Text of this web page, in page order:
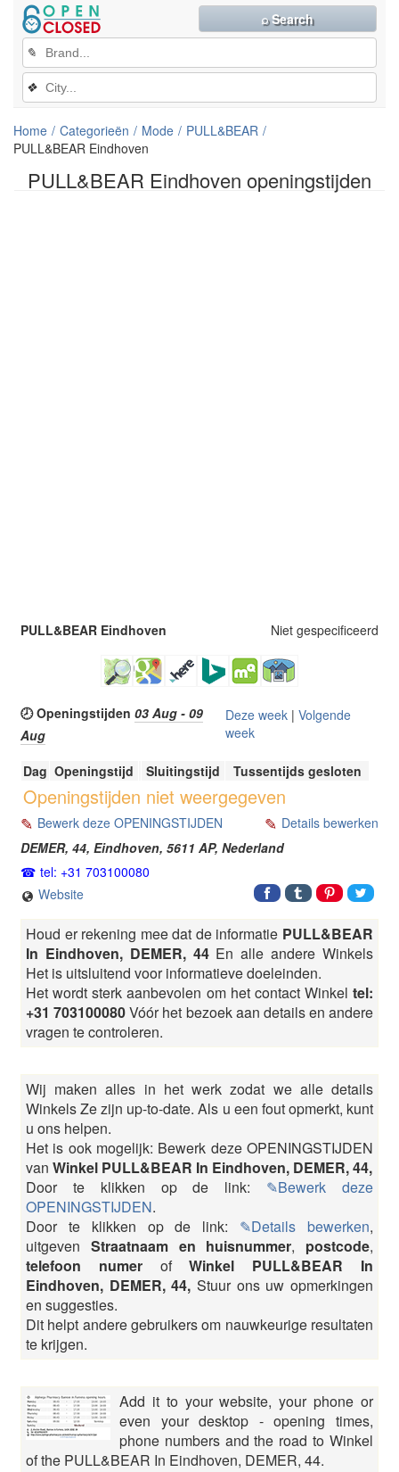
PULL&BEAR Eindhoven openingstijden
✎
❖
⌕ Search
Home Categorieën Mode
PULL&BEAR
PULL&BEAR Eindhoven
PULL&BEAR Eindhoven Niet gespecificeerd
🕗 Openingstijden 03 Aug - 09
Aug
Deze week| Volgende
week
Dag Openingstijd Sluitingstijd Tussentijds gesloten
Openingstijden niet weergegeven
Bewerk deze OPENINGSTIJDEN
Details bewerken
DEMER, 44, Eindhoven, 5611 AP, Nederland
tel: +31 703100080
Website
Houd er rekening mee dat de informatie PULL&BEAR
In Eindhoven, DEMER, 44En alle andere Winkels
Het is uitsluitend voor informatieve doeleinden.
Het wordt sterk aanbevolen om het contact Winkel tel:
+31 703100080Vóór het bezoek aan details en andere
vragen te controleren.
Wij maken alles in het werk zodat we alle details
Winkels Ze zijn up-to-date. Als u een fout opmerkt, kunt
u ons helpen.
Het is ook mogelijk: Bewerk deze OPENINGSTIJDEN
van Winkel PULL&BEAR In Eindhoven, DEMER, 44,
Door te klikken op de link: ✎Bewerk deze
OPENINGSTIJDEN.
Door te klikken op de link: ✎Details bewerken,
uitgeven Straatnaam en huisnummer, postcode,
telefoon numerofWinkel PULL&BEAR In
Eindhoven, DEMER, 44, Stuur ons uw opmerkingen
en suggesties.
Dit helpt andere gebruikers om nauwkeurige resultaten
te krijgen.
Add it to your website, your phone or
even your desktop - opening times,
phone numbers and the road to Winkel
of the PULL&BEAR In Eindhoven, DEMER, 44.